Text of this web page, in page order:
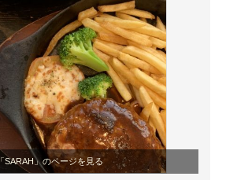
「SARAH」のページを見る